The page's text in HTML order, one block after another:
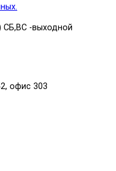
СБ,ВС -выходной
офис 303